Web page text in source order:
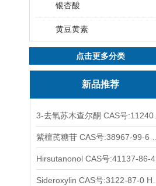
银杏酸
黄豆黄素
点击更多分类
新品推荐